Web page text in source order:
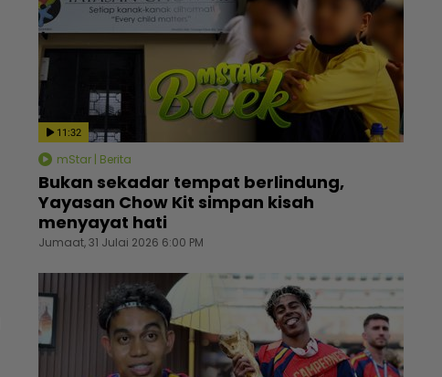
11:32
mStar | Berita
Bukan sekadar tempat berlindung,
Yayasan Chow Kit simpan kisah
menyayat hati
Jumaat, 31 Julai 2026 6:00 PM